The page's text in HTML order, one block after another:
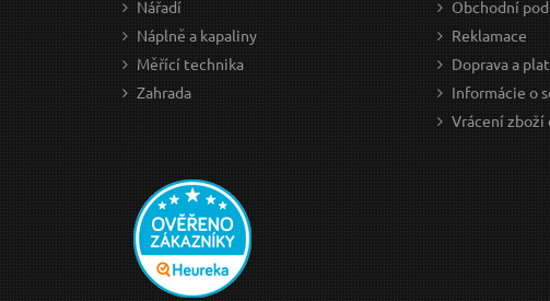
Nářadí
Náplně a kapaliny
Měřící technika
Zahrada
Obchodní
Reklamace
Doprava a
Informácie o
Vrácení zboží